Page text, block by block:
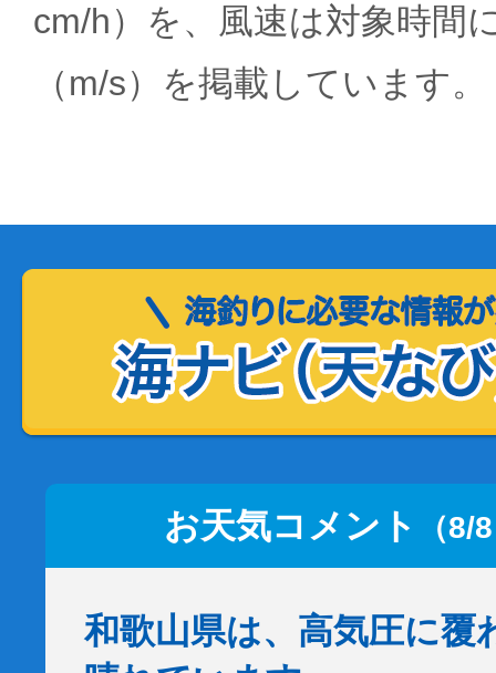
cm/h）を、風速は対象時間
（m/s）を掲載しています。
お天気コメント （8/
和歌山県は、高気圧に覆